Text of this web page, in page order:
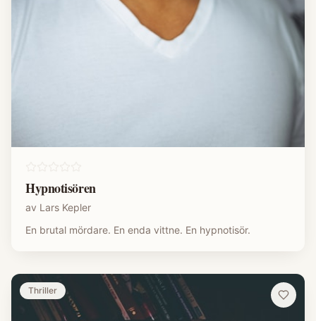
Hypnotisören
av Lars Kepler
En brutal mördare. En enda vittne. En hypnotisör.
Thriller